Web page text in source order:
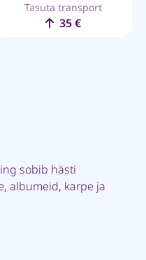
Tasuta transport
35 €
sobib hästi
albumeid, karpe ja